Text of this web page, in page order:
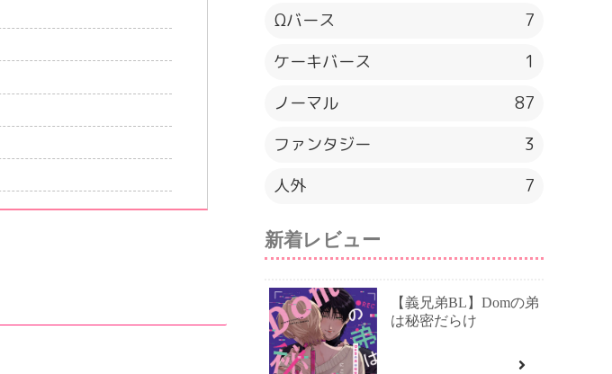
Ωバース
7
ケーキバース
1
ノーマル
87
ファンタジー
3
人外
7
新着レビュー
【義兄弟BL】Domの弟
は秘密だらけ